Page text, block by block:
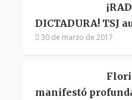
DICTADURA! TSJ
30 de marzo de 2017
manifestó